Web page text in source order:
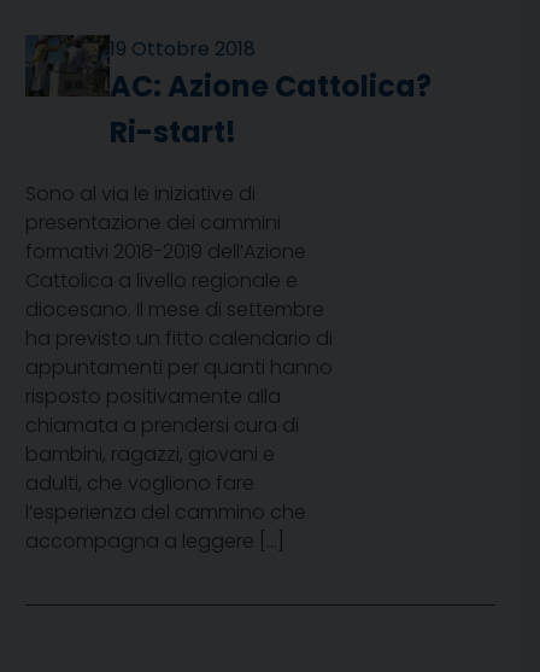
19 Ottobre 2018
AC: Azione Cattolica?
Ri-start!
Sono al via le iniziative di
presentazione dei cammini
formativi 2018-2019 dell’Azione
Cattolica a livello regionale e
diocesano. Il mese di settembre
ha previsto un fitto calendario di
appuntamenti per quanti hanno
risposto positivamente alla
chiamata a prendersi cura di
bambini, ragazzi, giovani e
adulti, che vogliono fare
l’esperienza del cammino che
accompagna a leggere […]